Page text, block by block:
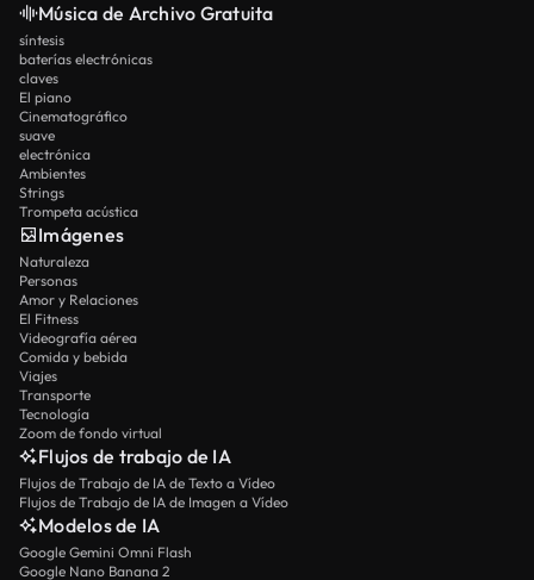
Música de Archivo Gratuita
síntesis
baterías electrónicas
claves
El piano
Cinematográfico
suave
electrónica
Ambientes
Strings
Trompeta acústica
Imágenes
Naturaleza
Personas
Amor y Relaciones
El Fitness
Videografía aérea
Comida y bebida
Viajes
Transporte
Tecnología
Zoom de fondo virtual
Flujos de trabajo de IA
Flujos de Trabajo de IA de Texto a Vídeo
Flujos de Trabajo de IA de Imagen a Vídeo
Modelos de IA
Google Gemini Omni Flash
Google Nano Banana 2